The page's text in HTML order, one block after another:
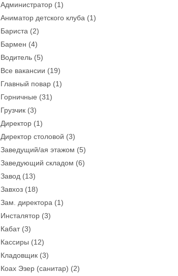
Администратор(1)
Аниматор детского клуба (1)
Бариста (2)
Бармен (4)
Водитель(5)
Все вакансии (19)
Главный повар(1)
Горничные (31)
Грузчик(3)
Директор(1)
Директор столовой (3)
Заведущий/ая этажом (5)
Заведующий складом (6)
Завод (13)
Завхоз(18)
Зам. директора (1)
Инсталятор(3)
Кабат(3)
Кассиры (12)
Кладовщик(3)
Коах Эзер (санитар) (2)